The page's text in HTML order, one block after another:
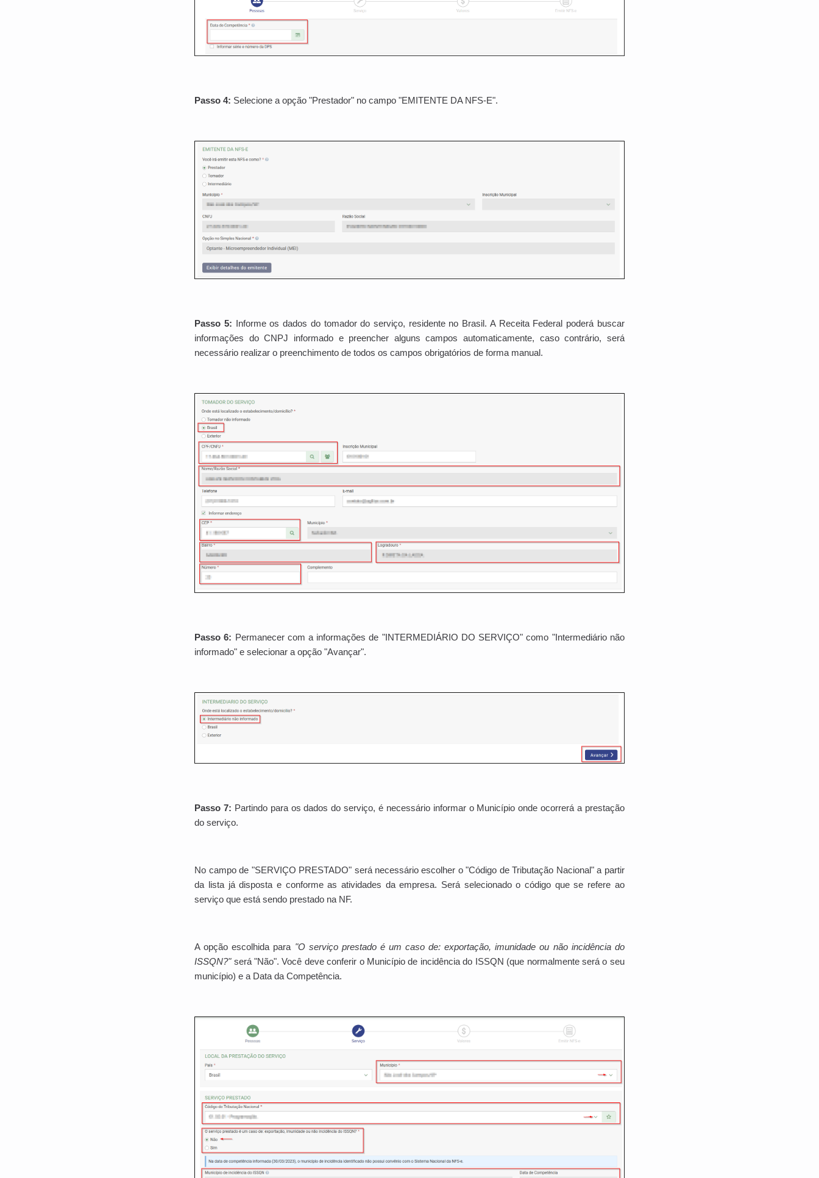
Passo 4: Selecione a opção "Prestador" no campo "EMITENTE DA NFS-E".
Passo 5: Informe os dados do tomador do serviço, residente no Brasil. A Receita Federal poderá buscar
informações do CNPJ informado e preencher alguns campos automaticamente, caso contrário, será
necessário realizar o preenchimento de todos os campos obrigatórios de forma manual.
Passo 6: Permanecer com a informações de "INTERMEDIÁRIO DO SERVIÇO" como "Intermediário não
informado" e selecionar a opção "Avançar".
Passo 7: Partindo para os dados do serviço, é necessário informar o Município onde ocorrerá a prestação
do serviço.
No campo de "SERVIÇO PRESTADO" será necessário escolher o "Código de Tributação Nacional"a partir
da lista já disposta e conforme as atividades da empresa. Será selecionado o código que se refere ao
serviço que está sendo prestado na NF.
A opção escolhida para "O serviço prestado é um caso de: exportação, imunidade ou não incidência do
ISSQN?"será "Não". Você deve conferir o Município de incidência do ISSQN (que normalmente será o seu
município) e a Data da Competência.